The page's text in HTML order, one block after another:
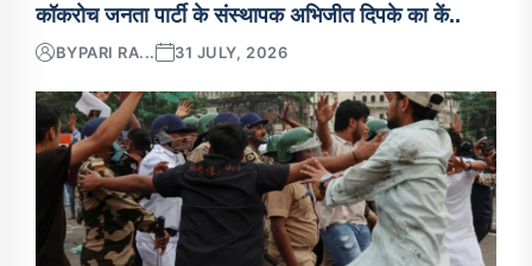
कॉकरोच जनता पार्टी के संस्थापक अभिजीत दिपके का कें..
BYPARI RA... 31 JULY, 2026